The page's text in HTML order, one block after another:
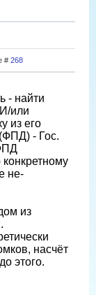
# 268
- найти
или
из его
- Гос.
не-
из
насчёт
этого.